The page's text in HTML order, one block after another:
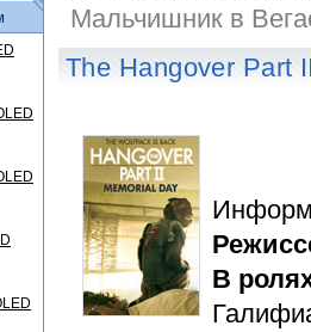
Мальчишник в
The Hangover Part
В